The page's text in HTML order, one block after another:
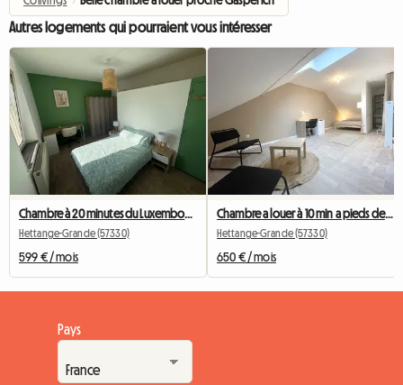
Autres logements qui pourraient vous intéresser
Chambre à 20 minutes du Luxembourg dans jolie colocation
Hettange-Grande (57330)
599 € / mois
Chambre a louer à 10 min a pieds de la gare d'Hettange Grand
Hettange-Grande (57330)
650 € / mois
Pays